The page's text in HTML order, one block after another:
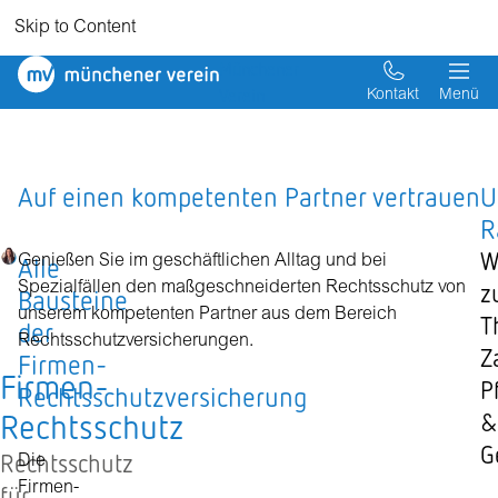
Skip to Content
Münchener
Kontakt Menü
Firmen-
Rechtsschutz
Rechtsschutz
Alle
Bausteine
der
Firmen-
Rechtsschutzversicherung
Die
Firmen-
Auf einen kompetenten Partner vertrauen
Genießen Sie im geschäftlichen Alltag und bei
Spezialfällen den maßgeschneiderten Rechtsschutz von
unserem kompetenten Partner aus dem Bereich
Rechtsschutzversicherungen.
&